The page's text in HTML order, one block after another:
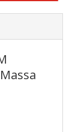
Raya